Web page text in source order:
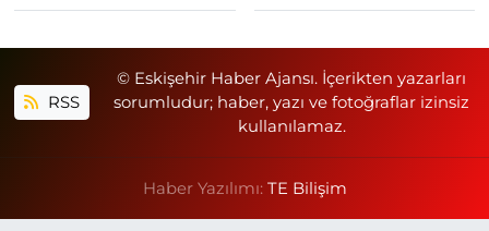
RSS
© Eskişehir Haber Ajansı. İçerikten yazarları
sorumludur; haber, yazı ve fotoğraflar izinsiz
kullanılamaz.
Haber Yazılımı: TE Bilişim